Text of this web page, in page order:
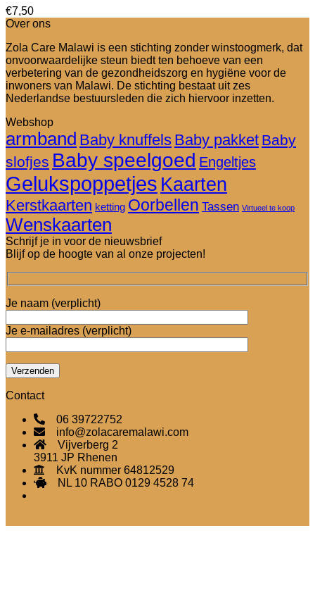
€7,50
Over ons
Zola Care Malawi is een stichting zonder winstoogmerk, dat
onvoorwaardelijke steun biedt ten behoeve van een
verbetering van de gezondheidszorg en hygiëne voor de
inwoners van Malawi. De stichting bestaat uit zes
Nederlandse bestuursleden die zich hiervoor inzetten.
Webshop
armband Baby knuffels Baby pakket Baby
slofjes Baby speelgoed Engeltjes
Gelukspoppetjes Kaarten
Kerstkaarten ketting Oorbellen Tassen Virtueel te koop
Wenskaarten
Schrijf je in voor de nieuwsbrief
Blijf op de hoogte van al onze projecten!
Je naam (verplicht)
Je e-mailadres (verplicht)
Contact
06 39722752
info@zolacaremalawi.com
Vijverberg 2
3911 JP Rhenen
KvK nummer 64812529
NL 10 RABO 0129 4528 74